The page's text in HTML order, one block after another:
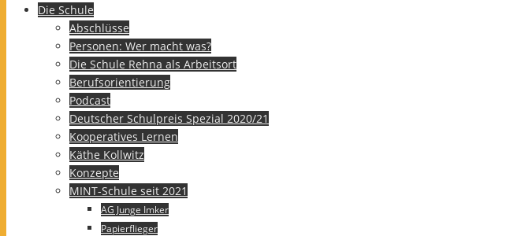
Die Schule
Abschlüsse
Personen: Wer macht was?
Die Schule Rehna als Arbeitsort
Berufsorientierung
Podcast
Deutscher Schulpreis Spezial 2020/21
Kooperatives Lernen
Käthe Kollwitz
Konzepte
MINT-Schule seit 2021
AG Junge Imker
Papierflieger